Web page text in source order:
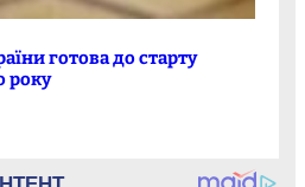
готова до старту
року